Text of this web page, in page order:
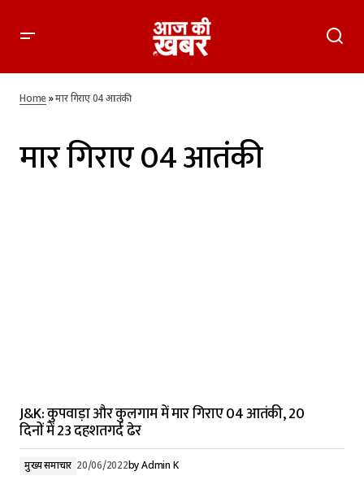
Home»मार गिराए 04 आतंकी
मार गिराए 04 आतंकी
J&K: कुपवाड़ा और कुलगाम में मार गिराए 04 आतंकी, 20
दिनों में 23 दहशतगर्द ढेर
मुख्य समाचार 20/06/2022byAdmin K